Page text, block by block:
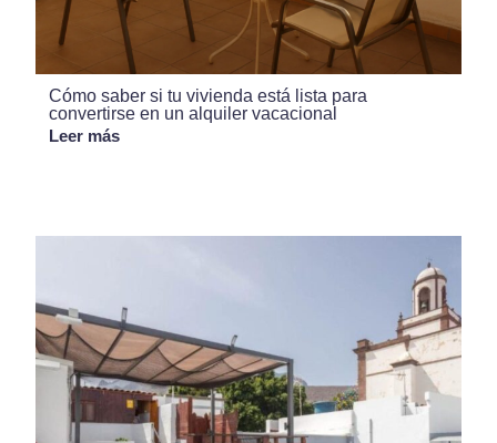
Cómo saber si tu vivienda está lista para
convertirse en un alquiler vacacional
Leer más